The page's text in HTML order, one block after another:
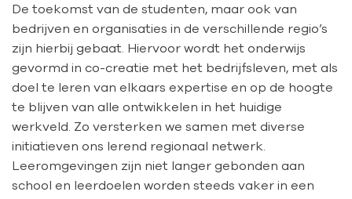
De toekomst van de studenten, maar ook van
bedrijven en organisaties in de verschillende regio’s
zijn hierbij gebaat. Hiervoor wordt het onderwijs
gevormd in co-creatie met het bedrijfsleven, met als
doel te leren van elkaars expertise en op de hoogte
te blijven van alle ontwikkelen in het huidige
werkveld. Zo versterken we samen met diverse
initiatieven ons lerend regionaal netwerk.
Leeromgevingen zijn niet langer gebonden aan
school en leerdoelen worden steeds vaker in een